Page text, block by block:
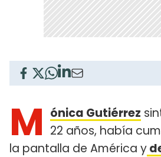
M ónica Gutiérrez
22 años, había
la pantalla de América y